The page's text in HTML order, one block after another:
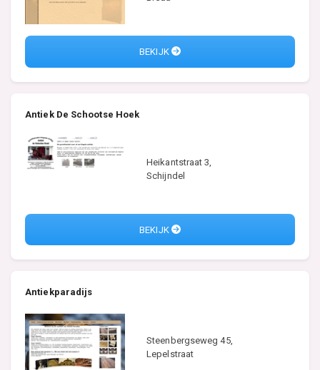
BEKIJK
Antiek De Schootse Hoek
Heikantstraat 3,
Schijndel
BEKIJK
Antiekparadijs
Steenbergseweg 45,
Lepelstraat